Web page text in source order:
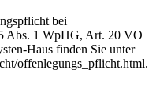
bei
Abs. 1 WpHG, Art. 20 VO
Haus finden Sie unter
offenlegungs_pflicht.html.